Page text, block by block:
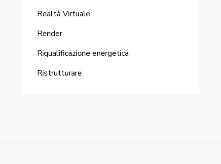
Realtà Virtuale
Render
Riqualificazione energetica
Ristrutturare